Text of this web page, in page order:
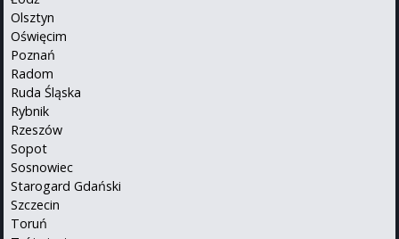
Olsztyn
Oświęcim
Poznań
Radom
Ruda Śląska
Rybnik
Rzeszów
Sopot
Sosnowiec
Starogard Gdański
Szczecin
Toruń